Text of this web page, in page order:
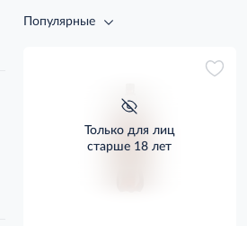
Популярные
Только для лиц
старше 18 лет